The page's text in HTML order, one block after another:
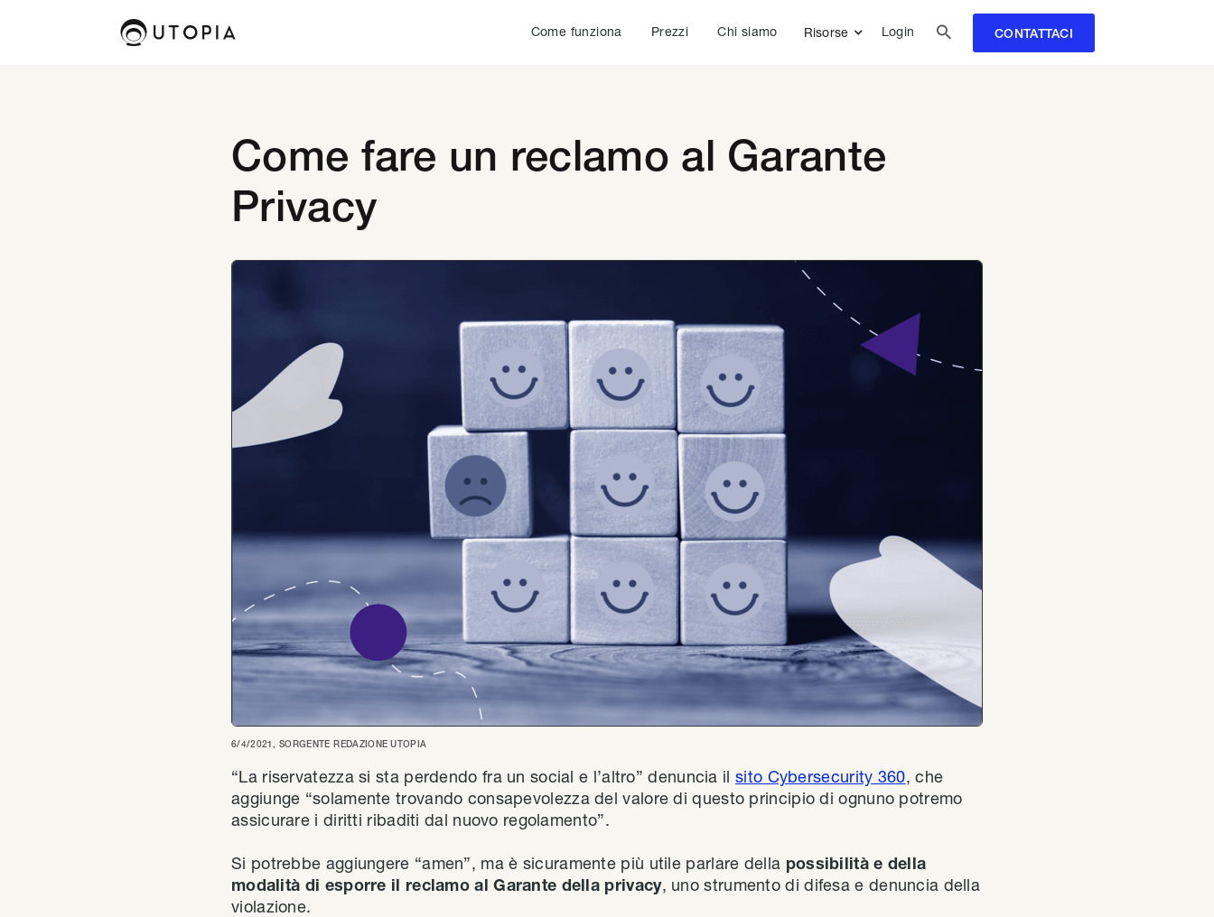
Come funziona Prezzi Chi siamo Risorse Login  CONTATTACI
Come fare un reclamo al Garante
Privacy
6/4/2021 , SORGENTE REDAZIONE UTOPIA
“La riservatezza si sta perdendo fra un social e l’altro” denuncia il sito Cybersecurity 360, che
aggiunge “solamente trovando consapevolezza del valore di questo principio di ognuno potremo
assicurare i diritti ribaditi dal nuovo regolamento”.
Si potrebbe aggiungere “amen”, ma è sicuramente più utile parlare della possibilità e della
modalità di esporre il reclamo al Garante della privacy, uno strumento di difesa e denuncia della
violazione.